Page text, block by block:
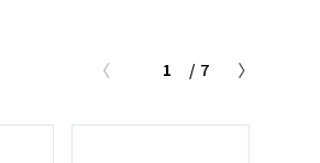
旅行用品、行李箱、
健身、運動器材
書包、兒童生活用品
1 / 7